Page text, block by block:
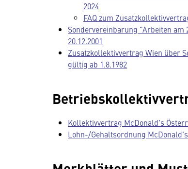
2024
FAQ zum
Sondervereinbarung "Arbeiten am
20.12.2001
Zusatzkollektivvertrag Wien über
gültig ab 1.8.1982
Kollektivvertrag McDonald's
Lohn-/Gehaltsordnung